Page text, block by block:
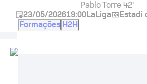
Pablo Torre 42'
23/05/202619:00LaLiga
Estadi
Formações H2H